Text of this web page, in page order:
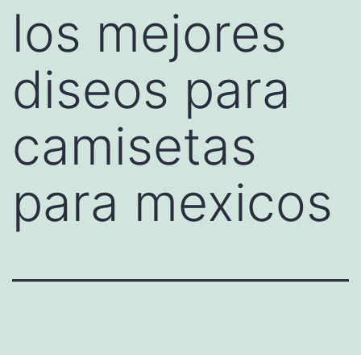
los mejores
diseos para
camisetas
para mexicos